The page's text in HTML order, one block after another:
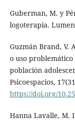
Guberman, M. y
logoterapia.
Guzmán Brand, V.
o uso problemático
población
Psicoespacios,
https://doi.org/
Hanna Lavalle, M.